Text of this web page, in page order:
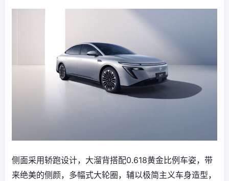
侧面采用轿跑设计，大溜背搭配0.618黄金比例车姿，带
来绝美的侧颜，多幅式大轮圈，辅以极简主义车身造型，